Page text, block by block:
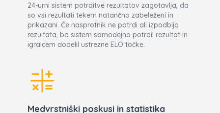
24-urni sistem potrditve rezultatov zagotavlja, da
so vsi rezultati tekem natančno zabeleženi in
prikazani. Če nasprotnik ne potrdi ali izpodbija
rezultata, bo sistem samodejno potrdil rezultat in
igralcem dodelil ustrezne ELO točke.
Medvrstniški poskusi in statistika